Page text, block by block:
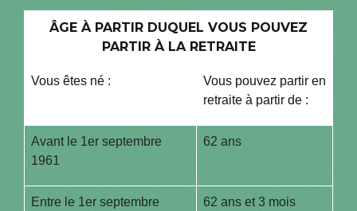
ÂGE À PARTIR DUQUEL VOUS POUVEZ
PARTIR À LA RETRAITE
Vous êtes né :
Vous pouvez partir en
retraite à partir de :
Avant le 1er septembre
1961
62 ans
Entre le 1er septembre
62 ans et 3 mois